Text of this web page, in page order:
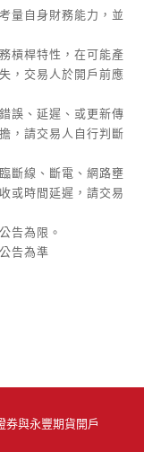
量自身財務能力，並
槓桿特性，在可能產
，交易人於開戶前應
誤、延遲、或更新傳
，請交易人自行判斷
斷線、斷電、網路壅
或時間延遲，請交易
告為限。
告為準
券與永豐期貨開戶